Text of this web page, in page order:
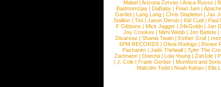
Mabel |Arizona Zervas |Anica Russo |
Badmomzjay |DaBaby |Pearl Jam |
Gardot | Lang Lang | Chris Stapleton | Jax
Stallion |Tini |Jason Derulo |Kid Cudi |Paul
F Gibbons | Mick Jagger | 24kGoldn | Jan
Joy Crookes | Mimi Webb | Jon Batiste |
Disarstar | Shania Twain | Esther Graf |
6PM RECORDS | Olivia Rodrigo | Renee
Pashanim |Jade Thirlwall |Tyler The
Zartmann | Doechii | Lola Young | Zah1de |
| J. Cole | Frank Gerber | Mumford and Sons
Malcolm Todd | Noah Kahan | Ella